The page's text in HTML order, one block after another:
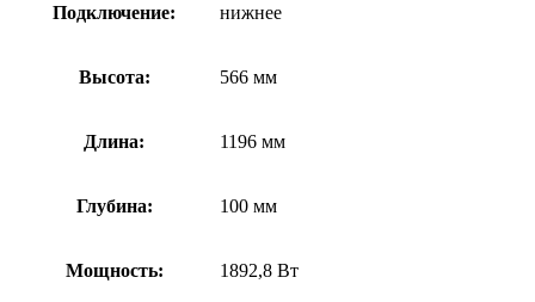
Подключение: нижнее
Высота: 566 мм
Длина: 1196 мм
Глубина: 100 мм
Мощность: 1892,8 Вт